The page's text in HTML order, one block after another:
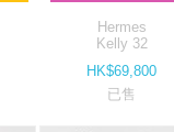
Hermes
Kelly 32
HK$69,800
已售